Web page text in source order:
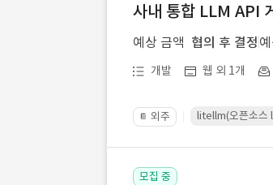
사내 통합 LLM API
예상 금액 협의 후 결정
개발 웹 외 1개
📔 외주 litellm(오픈소스
모집 중